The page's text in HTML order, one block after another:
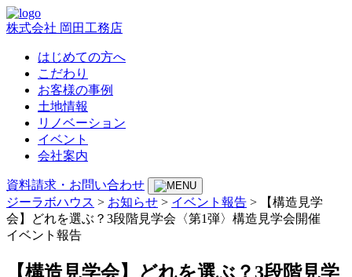
株式会社 岡田工務店
はじめての方へ
こだわり
お客様の事例
土地情報
リノベーション
イベント
会社案内
資料請求・お問い合わせ
ジーラボハウス > お知らせ > イベント報告 >
【構造見学
会】どれを選ぶ？3段階見学会〈第1弾〉構造見学会開催
イベント報告
【構造見学会】どれを選ぶ？3段階見学